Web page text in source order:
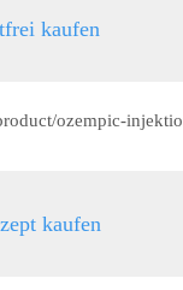
kaufen
ozempic-
kaufen